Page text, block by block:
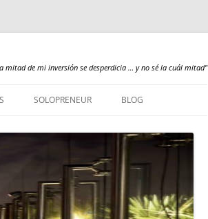
mitad de mi inversión se desperdicia … y no sé la cuál mitad"
SOLOPRENEUR BLOG